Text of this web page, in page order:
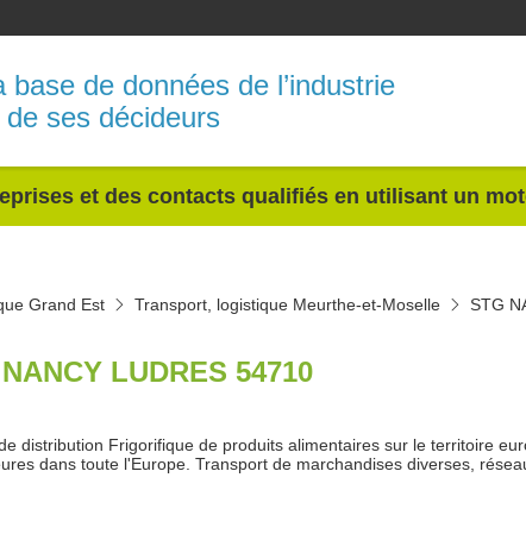
base de données de l’industrie
de ses décideurs
et des contacts qualifiés en utilisant un
Grand Est Transport, logistique Meurthe-et-Moselle STG
LUDRES 54710
distribution Frigorifique de produits alimentaires sur le territoire
dans toute l'Europe. Transport de marchandises diverses,